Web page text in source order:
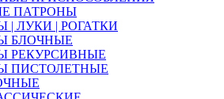
ПАТРОНЫ
| ЛУКИ | РОГАТКИ
БЛОЧНЫЕ
РЕКУРСИВНЫЕ
ПИСТОЛЕТНЫЕ